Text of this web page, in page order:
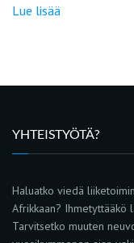
Lue lisää
YHTEISTYÖTÄ?
Haluatko viedä
Afrikkaan? Ihmetyttääkö
Tarvitsetko muuten